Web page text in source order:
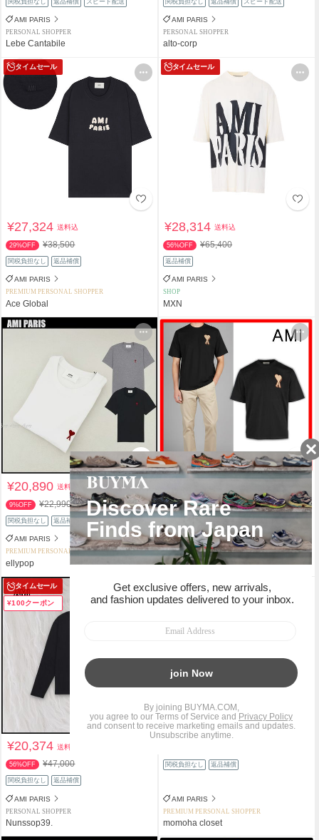
AMI PARIS
PERSONAL SHOPPER
Lebe Cantabile
AMI PARIS
PERSONAL SHOPPER
alto-corp
タイムセール
¥27,324送料込
29%OFF ¥38,500
関税負担なし 返品補償
AMI PARIS
PREMIUM PERSONAL SHOPPER
Ace Global
タイムセール
¥28,314送料込
56%OFF ¥65,400
返品補償
AMI PARIS
SHOP
MXN
¥20,890送料込
9%OFF ¥22,990
関税負担なし 返品補償
AMI PARIS
PREMIUM PERSONAL SHOPPER
ellypop
関税負担なし 返品補償
AMI PARIS
PREMIUM PERSONAL SHOPPER
JM Luxury
タイムセール
¥100クーポン
¥20,374送料込
56%OFF ¥47,000
関税負担なし 返品補償
AMI PARIS
PERSONAL SHOPPER
Nunssop39.
関税負担なし 返品補償
AMI PARIS
PREMIUM PERSONAL SHOPPER
momoha closet